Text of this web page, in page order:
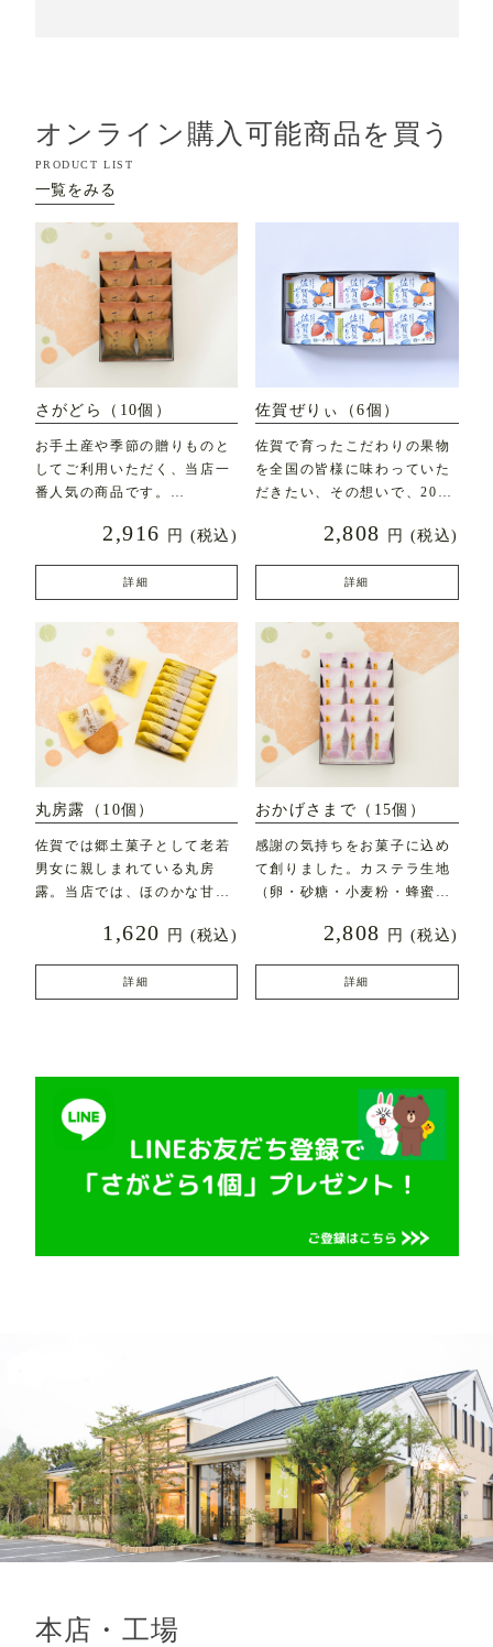
オンライン購入可能商品を買う
PRODUCT LIST
一覧をみる
さがどら（10個）
お手土産や季節の贈りものと
してご利用いただく、当店一
番人気の商品です。
2,916 円 (税込)
詳細
佐賀ぜりぃ（6個）
佐賀で育ったこだわりの果物
を全国の皆様に味わっていた
だきたい、その想いで、2020
2,808 円 (税込)
詳細
丸房露（10個）
佐賀では郷土菓子として老若
男女に親しまれている丸房
露。当店では、ほのかな甘み
1,620 円 (税込)
詳細
おかげさまで（15個）
感謝の気持ちをお菓子に込め
て創りました。カステラ生地
（卵・砂糖・小麦粉・蜂蜜な
2,808 円 (税込)
詳細
本店・工場